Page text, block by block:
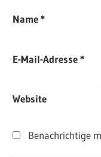
Name*
E-Mail-Adresse*
Website
Benachrichtige